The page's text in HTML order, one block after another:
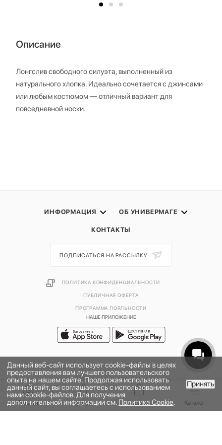
В КОРЗИНУ
Описание
Лонгслив свободного силуэта, выполненный из
натурального хлопка. Идеально сочетается с джинсами
или любым костюмом — отличный вариант для
повседневной носки.
ИНФОРМАЦИЯ ОБ УНИВЕРМАГЕ
КОНТАКТЫ
НАШЕ ПРИЛОЖЕНИЕ
ПОДПИСАТЬСЯ НА РАССЫЛКУ
ПОЛИТИКА КОНФИДЕНЦИАЛЬНОСТИ
ПУБЛИЧНАЯ ОФЕРТА
ПРОГРАММА ЛОЯЛЬНОСТИ
2026 © УНИВЕРМАГ БОЛЬШОЙ | ООО "НЬЮ МАРКЕТ"
Данный веб-сайт использует cookie-файлы в целях
предоставления вам лучшего пользовательского
опыта на нашем сайте. Продолжая использовать
данный сайт, вы соглашаетесь с использованием
нами cookie-файлов. Для получения
дополнительной информации см. Политика Cookie.
Принять
Главная Бренды Корзина Каталог